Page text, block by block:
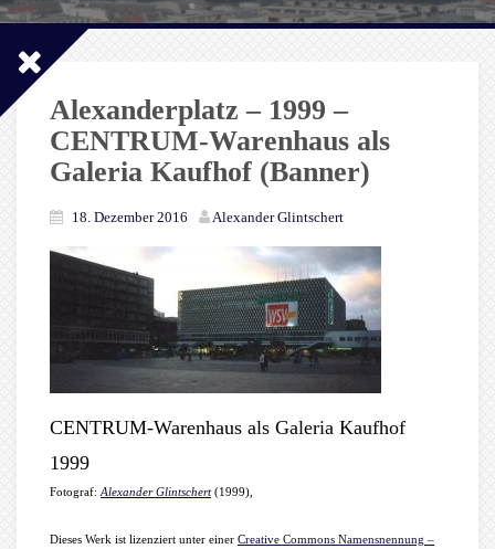
Alexanderplatz – 1999 –
CENTRUM-Warenhaus als
Galeria Kaufhof (Banner)
18. Dezember 2016 Alexander Glintschert
CENTRUM-Warenhaus als Galeria Kaufhof
1999
Fotograf: Alexander Glintschert(1999),
Dieses Werk ist lizenziert unter einer Creative Commons Namensnennung –